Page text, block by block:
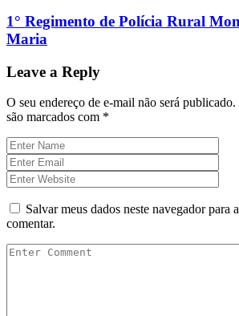
1° Regimento de Polícia Rural
Maria
Leave a Reply
O seu endereço de e-mail não será publicado.
são marcados com *
Salvar meus dados neste navegador para
comentar.